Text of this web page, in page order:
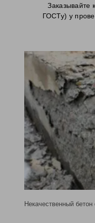
Заказывайте
ГОСТу) у
Некачественный